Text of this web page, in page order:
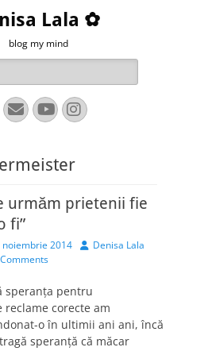
Lala ✿
blog my mind
EmailYouTube
Instagram
urmăm prietenii fie
fi”
noiembrie 2014 AuthorDenisa Lala
speranţa pentru
reclame corecte am
o în ultimii ani ani, încă
speranţă că măcar